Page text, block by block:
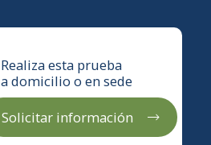
Realiza esta prueba
a domicilio o en sede
Solicitar información